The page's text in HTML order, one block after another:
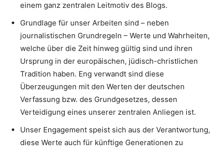
einem ganz zentralen Leitmotiv des Blogs.
Grundlage für unser Arbeiten sind – neben
journalistischen Grundregeln – Werte und Wahrheiten,
welche über die Zeit hinweg gültig sind und ihren
Ursprung in der europäischen, jüdisch-christlichen
Tradition haben. Eng verwandt sind diese
Überzeugungen mit den Werten der deutschen
Verfassung bzw. des Grundgesetzes, dessen
Verteidigung eines unserer zentralen Anliegen ist.
Unser Engagement speist sich aus der Verantwortung,
diese Werte auch für künftige Generationen zu